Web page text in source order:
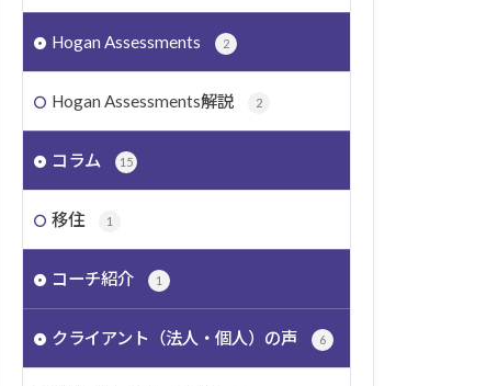
Hogan Assessments 2
Hogan Assessments解説 2
コラム 15
移住 1
コーチ紹介 1
クライアント（法人・個人）の声 6